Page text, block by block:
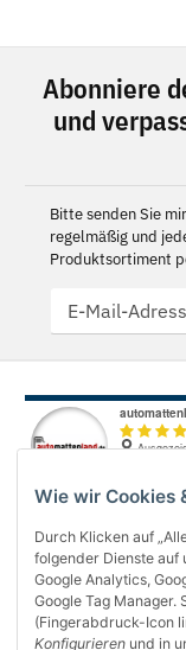
Wie wir Cookies
Durch Klicken auf
folgender Dienste auf
Google Analytics,
Google Tag Manager.
(Fingerabdruck-Icon
Konfigurieren und in
Abonniere
und
Bitte senden Sie
regelmäßig und
Produktsortiment
Über uns
Informationen